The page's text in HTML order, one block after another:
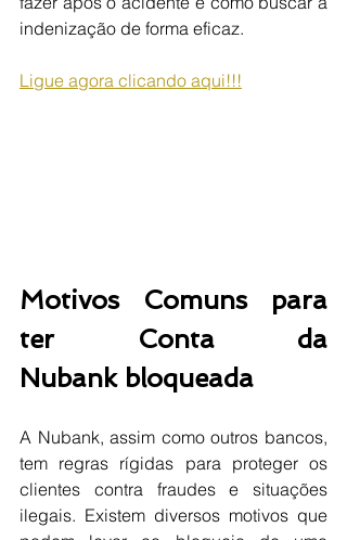
indenização de forma eficaz.
Ligue agora clicando aqui!!!
Motivos Comuns para
ter Conta da
Nubank bloqueada
A Nubank, assim como outros bancos,
tem regras rígidas para proteger os
clientes contra fraudes e situações
ilegais. Existem diversos motivos que